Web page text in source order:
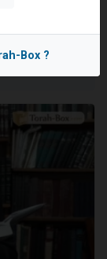
11 personnes viennent de demander une bénédiction
sur Zoom
dans un appartement insalubre
6 enfants, victime de violences...
Box ?